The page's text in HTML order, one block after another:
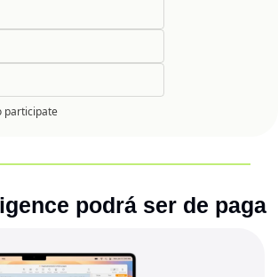
participate
podrá ser de paga